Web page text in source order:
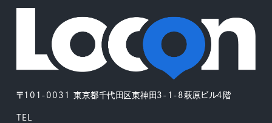
〒101-0031 東京都千代田区東神田3-1-8萩原ビル4階
TEL